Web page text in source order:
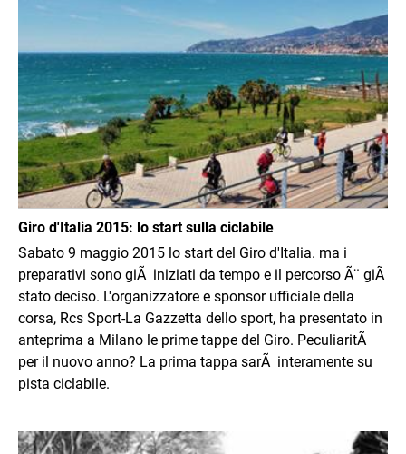
Giro d'Italia 2015: lo start sulla ciclabile
Sabato 9 maggio 2015 lo start del Giro d'Italia. ma i
preparativi sono giÃ iniziati da tempo e il percorso Ã¨ giÃ
stato deciso. L'organizzatore e sponsor ufficiale della
corsa, Rcs Sport-La Gazzetta dello sport, ha presentato in
anteprima a Milano le prime tappe del Giro. PeculiaritÃ
per il nuovo anno? La prima tappa sarÃ interamente su
pista ciclabile.
Immagine